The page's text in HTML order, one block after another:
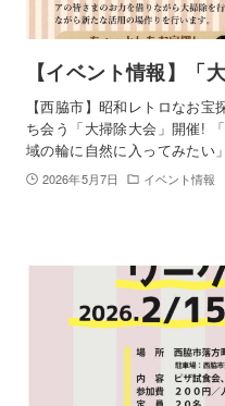
【イベント情報】「
【西脇市】昭和レトロなお
ち会う「大掃除大会」開催!
域の輪に自然に入ってみたい
2026年5月7日 イベント情報